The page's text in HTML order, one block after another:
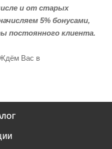
и от старых
5% бонусами,
постоянного клиента.
Ждём Вас в